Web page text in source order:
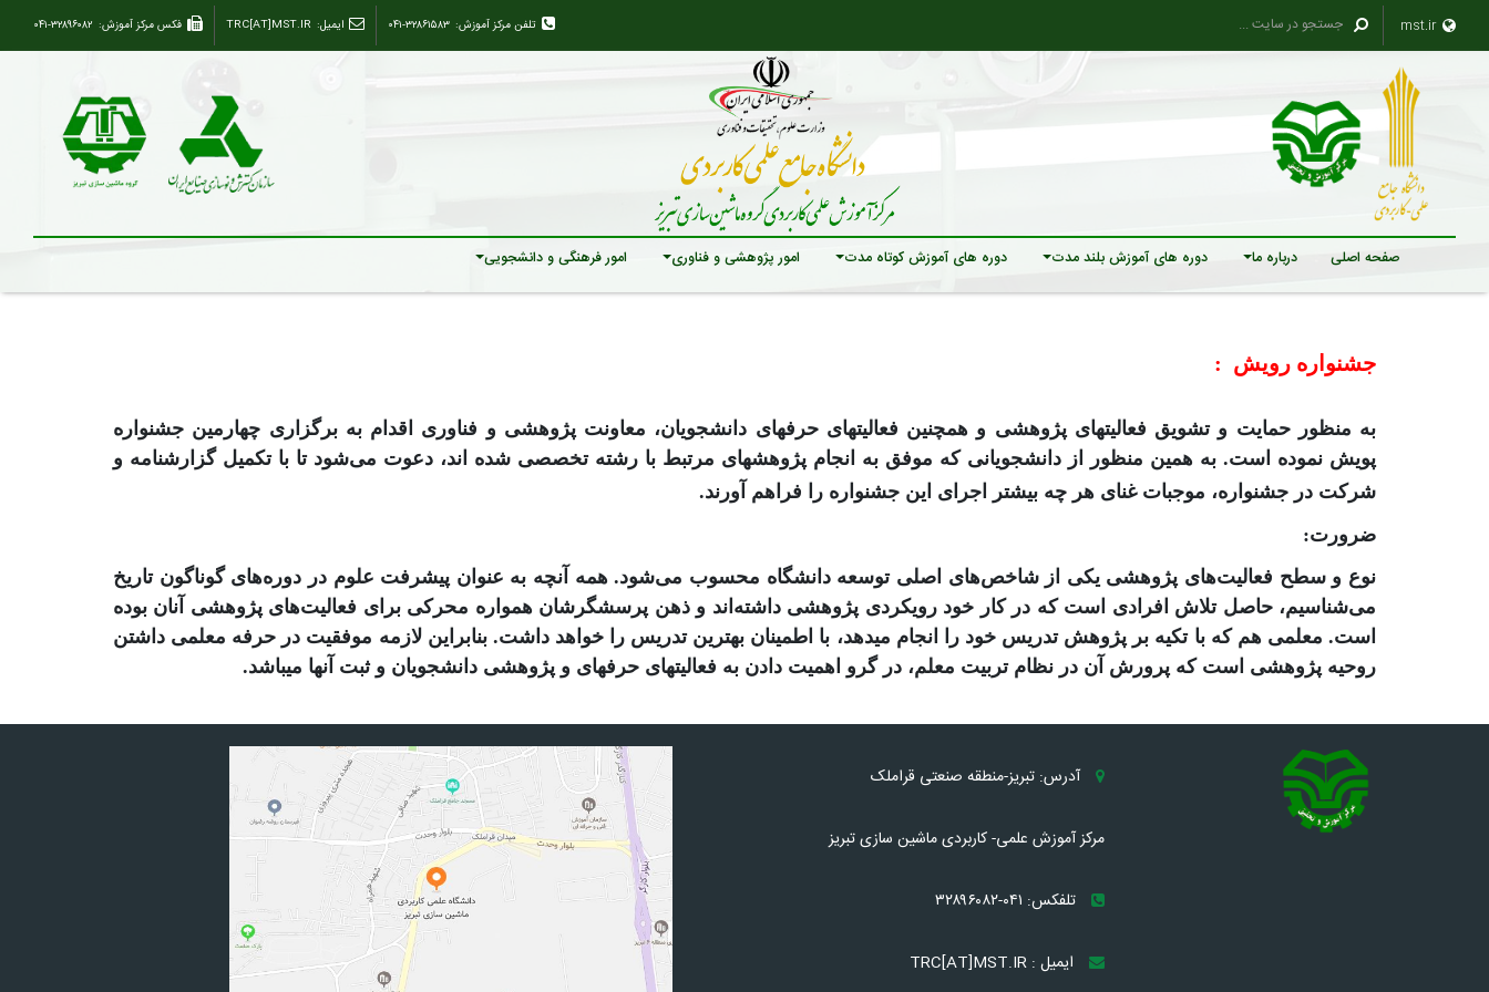
فکس مرکز آموزش: ۰۴۱-۳۲۸۹۶۰۸۲ ایمیل: TRC[AT]MST.IR تلفن مرکز آموزش: ۰۴۱-۳۲۸۶۱۵۸۳ mst.ir
صفحه اصلی درباره ما دوره های آموزش بلند مدت دوره های آموزش کوتاه مدت امور پژوهشی و فناوری امور فرهنگی و دانشجویی
جشنواره رویش :
به منظور حمایت و تشویق فعالیتهای پژوهشی و همچنین فعالیتهای حرفه­ای دانشجویان، معاونت پژوهشی و فناوری اقدام به برگزاری چهارمین جشنواره
پویش نموده است. به همین منظور از دانشجویانی که موفق به انجام پژوهش­های مرتبط با رشته تخصصی شده­ اند، دعوت می‌شود تا با تکمیل گزارش­­نامه و
شرکت در جشنواره، موجبات غنای هر چه بیشتر اجرای این جشنواره را فراهم آورند.
ضرورت:
نوع و سطح فعالیت‌های پژوهشی یکی از شاخص‌های اصلی توسعه دانشگاه محسوب می‌شود. همه آنچه به عنوان پیشرفت علوم در دوره‌های گوناگون تاریخ
می‌شناسیم، حاصل تلاش افرادی است که در کار خود رویکردی پژوهشی داشته‌اند و ذهن پرسشگرشان همواره محرکی برای فعالیت‌های پژوهشی آنان بوده
است. معلمی هم که با تکیه بر پژوهش تدریس خود را انجام می­دهد، با اطمینان بهترین تدریس را خواهد داشت. بنابراین لازمه موفقیت در حرفه معلمی داشتن
روحیه پژوهشی است که پرورش آن در نظام تربیت معلم، در گرو اهمیت دادن به فعالیتهای حرفه­ای و پژوهشی دانشجویان و ثبت آنها می­باشد.
آدرس: تبریز-منطقه صنعتی قراملک
مرکز آموزش علمی- کاربردی ماشین سازی تبریز
تلفکس: ۰۴۱-۳۲۸۹۶۰۸۲
ایمیل : TRC[AT]MST.IR